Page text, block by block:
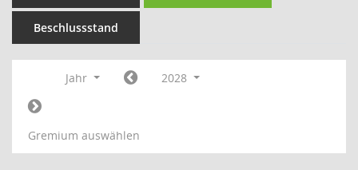
Beschlussstand
Jahr 2028
Gremium auswählen